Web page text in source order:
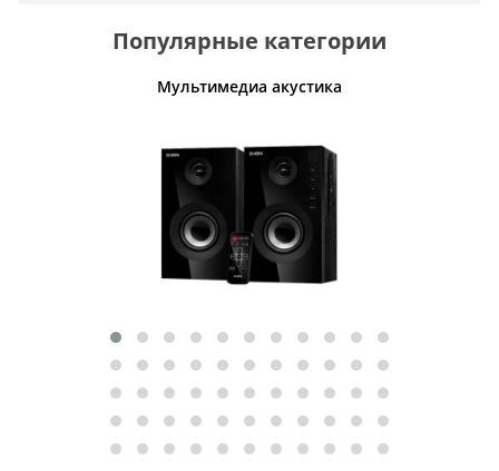
Популярные категории
Мультимедиа акустика